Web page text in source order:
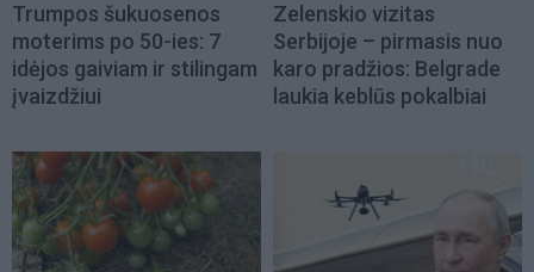
Trumpos šukuosenos
moterims po 50-ies: 7
idėjos gaiviam ir stilingam
įvaizdžiui
Zelenskio vizitas
Serbijoje – pirmasis nuo
karo pradžios: Belgrade
laukia keblūs pokalbiai